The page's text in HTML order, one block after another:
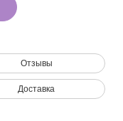
Отзывы
Доставка